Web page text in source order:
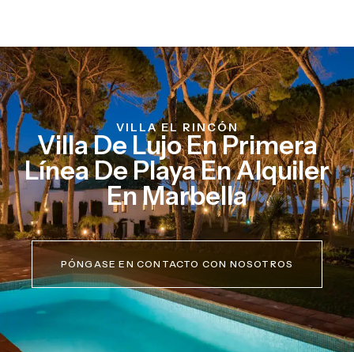
VILLA EL RINCÓN
Villa De Lujo En Primera
Línea De Playa En Alquiler
En Marbella
PÓNGASE EN CONTACTO CON NOSOTROS